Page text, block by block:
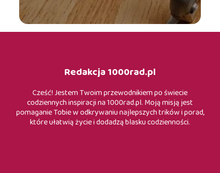
Redakcja 1000rad.pl
Cześć! Jestem Twoim przewodnikiem po świecie
codziennych inspiracji na 1000rad.pl. Moją misją jest
pomaganie Tobie w odkrywaniu najlepszych trików i porad,
które ułatwią życie i dodadzą blasku codzienności.